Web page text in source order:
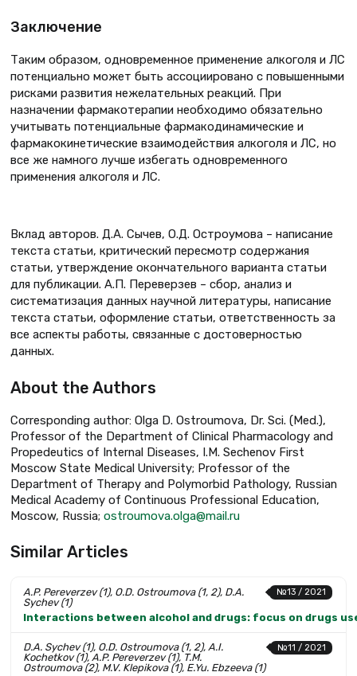
Заключение
Таким образом, одновременное применение алкоголя и ЛС
потенциально может быть ассоциировано с повышенными
рисками развития нежелательных реакций. При
назначении фармакотерапии необходимо обязательно
учитывать потенциальные фармакодинамические и
фармакокинетические взаимодействия алкоголя и ЛС, но
все же намного лучше избегать одновременного
применения алкоголя и ЛС.
Вклад авторов. Д.А. Сычев, О.Д. Остроумова – написание
текста статьи, критический пересмотр содержания
статьи, утверждение окончательного варианта статьи
для публикации. А.П. Переверзев – сбор, анализ и
систематизация данных научной литературы, написание
текста статьи, оформление статьи, ответственность за
все аспекты работы, связанные с достоверностью
данных.
About the Authors
Corresponding author: Olga D. Ostroumova, Dr. Sci. (Med.),
Professor of the Department of Clinical Pharmacology and
Propedeutics of Internal Diseases, I.M. Sechenov First
Moscow State Medical University; Professor of the
Department of Therapy and Polymorbid Pathology, Russian
Medical Academy of Continuous Professional Education,
Moscow, Russia; ostroumova.olga@mail.ru
Similar Articles
№13 / 2021
A.P. Pereverzev (1), O.D. Ostroumova (1, 2), D.A.
Sychev (1)
Interactions between alcohol and drugs: focus on drugs
№11 / 2021
D.A. Sychev (1), O.D. Ostroumova (1, 2), A.I.
Kochetkov (1), A.P. Pereverzev (1), T.M.
Ostroumova (2), M.V. Klepikova (1), E.Yu. Ebzeeva (1)